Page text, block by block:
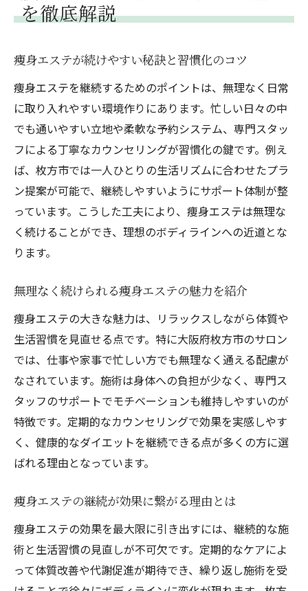
を徹底解説
痩身エステが続けやすい秘訣と習慣化のコツ
痩身エステを継続するためのポイントは、無理なく日常
に取り入れやすい環境作りにあります。忙しい日々の中
でも通いやすい立地や柔軟な予約システム、専門スタッ
フによる丁寧なカウンセリングが習慣化の鍵です。例え
ば、枚方市では一人ひとりの生活リズムに合わせたプラ
ン提案が可能で、継続しやすいようにサポート体制が整
っています。こうした工夫により、痩身エステは無理な
く続けることができ、理想のボディラインへの近道とな
ります。
無理なく続けられる痩身エステの魅力を紹介
痩身エステの大きな魅力は、リラックスしながら体質や
生活習慣を見直せる点です。特に大阪府枚方市のサロン
では、仕事や家事で忙しい方でも無理なく通える配慮が
なされています。施術は身体への負担が少なく、専門ス
タッフのサポートでモチベーションも維持しやすいのが
特徴です。定期的なカウンセリングで効果を実感しやす
く、健康的なダイエットを継続できる点が多くの方に選
ばれる理由となっています。
痩身エステの継続が効果に繋がる理由とは
痩身エステの効果を最大限に引き出すには、継続的な施
術と生活習慣の見直しが不可欠です。定期的なケアによ
って体質改善や代謝促進が期待でき、繰り返し施術を受